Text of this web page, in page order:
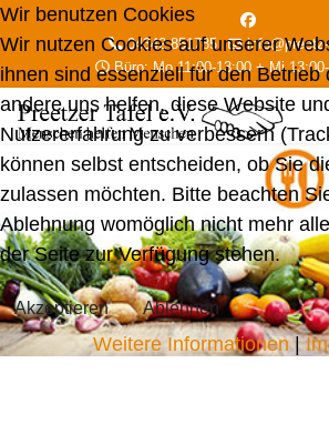
04342 851785
Büro: Mo 11:00-13:00 + Mi
Wir benutzen Cookies
Wir nutzen Cookies auf unserer
ihnen sind essenziell für den Betrieb
andere uns helfen, diese Website
Nutzererfahrung zu verbessern
können selbst entscheiden, ob Sie
zulassen möchten. Bitte beachten
Ablehnung womöglich nicht mehr
der Seite zur Verfügung stehen.
Akzeptieren Ablehnen
Weitere Informationen|